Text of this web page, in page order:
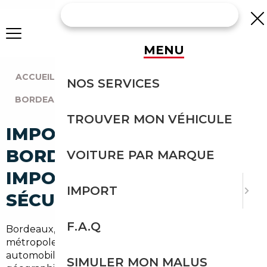
ACCUEIL AGENCE BORDEAUX
BORDEAUX (33800)
IMPORT VOITURE À
BORDEAUX MÉRIGNAC :
IMPORTEZ EN TOUTE
SÉCURITÉ
Bordeaux, c'est près de
métropole en pleine croissance, un marché
automobile dynamique, et surtout une position
MENU
NOS SERVICES
TROUVER MON VÉHICULE
VOITURE PAR MARQUE
IMPORT
F.A.Q
SIMULER MON MALUS